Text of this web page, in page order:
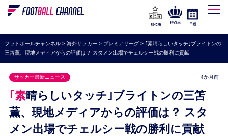
WEリーグ
海外サッカー
プレミアリーグ
ラ・リーガ
セリエA
ブンデスリーガ
UEFA
順位表
得点王 日程
フットボールチャンネル> 海外サッカー > プレミアリーグ> ｢素晴らしいタッチ｣ブライトンの
三笘薫、現地メディアからの評価は？ スタメン出場でチェルシー戦の勝利に貢献
サッカー最新ニュース 4か月前
｢素晴らしいタッチ｣ブライトンの三笘
薫、現地メディアからの評価は？ スタ
メン出場でチェルシー戦の勝利に貢献